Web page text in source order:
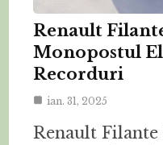
Renault
Monopostul
Recorduri
ian. 31, 2025
Renault